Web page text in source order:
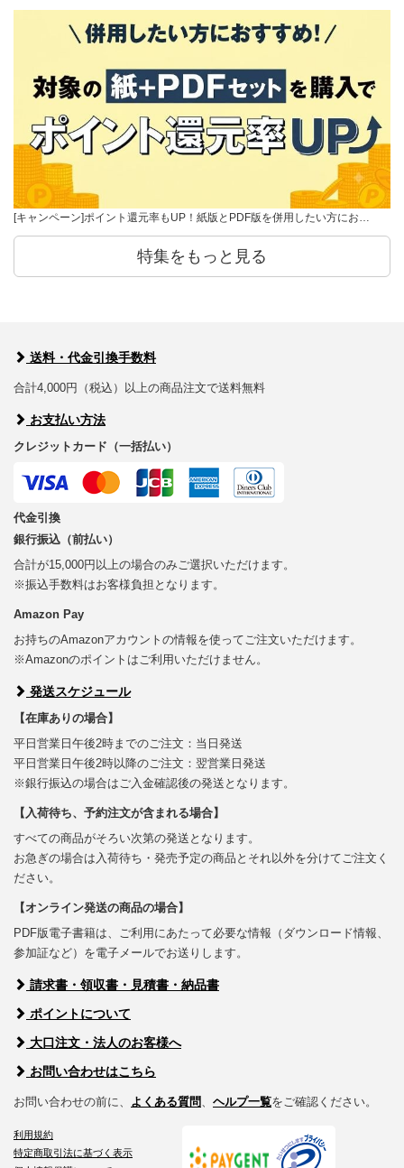
[キャンペーン]ポイント還元率もUP！紙版とPDF版を併用したい方にお…
特集をもっと見る
送料・代金引換手数料
合計4,000円（税込）以上の商品注文で送料無料
お支払い方法
クレジットカード（一括払い）
代金引換
銀行振込（前払い）
合計が15,000円以上の場合のみご選択いただけます。
※振込手数料はお客様負担となります。
Amazon Pay
お持ちのAmazonアカウントの情報を使ってご注文いただけます。
※Amazonのポイントはご利用いただけません。
発送スケジュール
【在庫ありの場合】
平日営業日午後2時までのご注文：当日発送
平日営業日午後2時以降のご注文：翌営業日発送
※銀行振込の場合はご入金確認後の発送となります。
【入荷待ち、予約注文が含まれる場合】
すべての商品がそろい次第の発送となります。
お急ぎの場合は入荷待ち・発売予定の商品とそれ以外を分けてご注文く
ださい。
【オンライン発送の商品の場合】
PDF版電子書籍は、ご利用にあたって必要な情報（ダウンロード情報、
参加証など）を電子メールでお送りします。
請求書・領収書・見積書・納品書
ポイントについて
大口注文・法人のお客様へ
お問い合わせはこちら
お問い合わせの前に、 よくある質問 ヘルプ一覧をご確認ください。
利用規約
特定商取引法に基づく表示